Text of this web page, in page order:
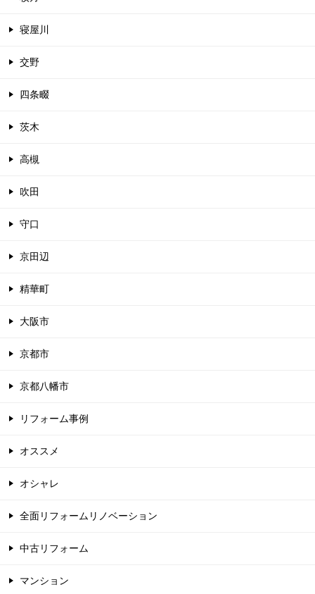
寝屋川
交野
四条畷
茨木
高槻
吹田
守口
京田辺
精華町
大阪市
京都市
京都八幡市
リフォーム事例
オススメ
オシャレ
全面リフォームリノベーション
中古リフォーム
マンション